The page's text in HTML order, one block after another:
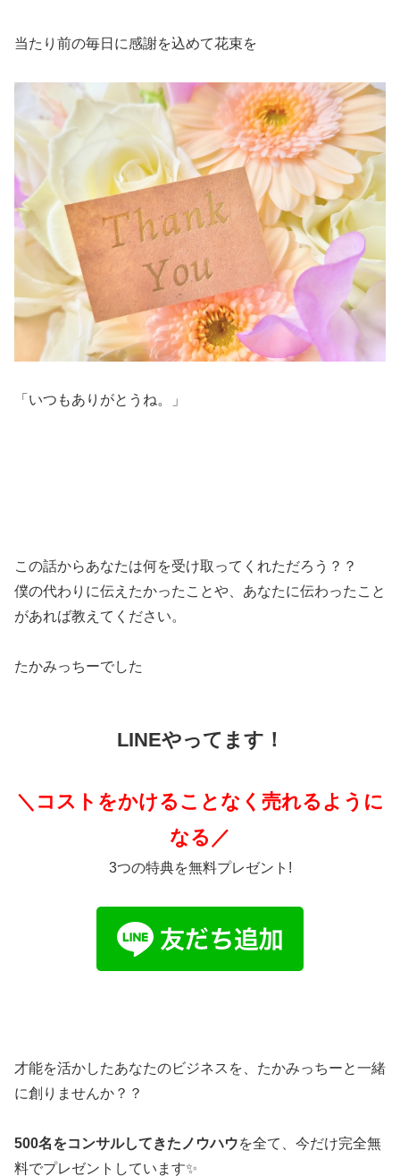
当たり前の毎日に感謝を込めて花束を
「いつもありがとうね。」
この話からあなたは何を受け取ってくれただろう？？
僕の代わりに伝えたかったことや、あなたに伝わったこと
があれば教えてください。
たかみっちーでした
LINEやってます！
＼コストをかけることなく売れるように
なる／
3つの特典を無料プレゼント!
才能を活かしたあなたのビジネスを、たかみっちーと一緒
に創りませんか？？
500名をコンサルしてきたノウハウを全て、今だけ完全無
料でプレゼントしています✨